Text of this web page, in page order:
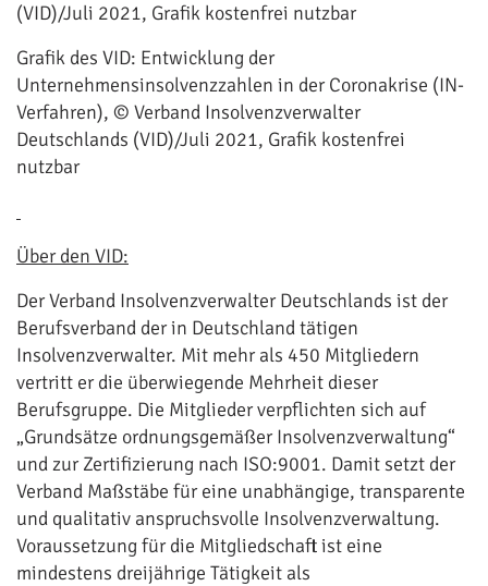
(VID)/Juli 2021, Grafik kostenfrei nutzbar
Grafik des VID: Entwicklung der
Unternehmensinsolvenzzahlen in der Coronakrise (IN-
Verfahren), © Verband Insolvenzverwalter
Deutschlands (VID)/Juli 2021, Grafik kostenfrei
nutzbar
Über den VID:
Der Verband Insolvenzverwalter Deutschlands ist der
Berufsverband der in Deutschland tätigen
Insolvenzverwalter. Mit mehr als 450 Mitgliedern
vertritt er die überwiegende Mehrheit dieser
Berufsgruppe. Die Mitglieder verpflichten sich auf
„Grundsätze ordnungsgemäßer Insolvenzverwaltung“
und zur Zertifizierung nach ISO:9001. Damit setzt der
Verband Maßstäbe für eine unabhängige, transparente
und qualitativ anspruchsvolle Insolvenzverwaltung.
Voraussetzung für die Mitgliedschaft ist eine
mindestens dreijährige Tätigkeit als